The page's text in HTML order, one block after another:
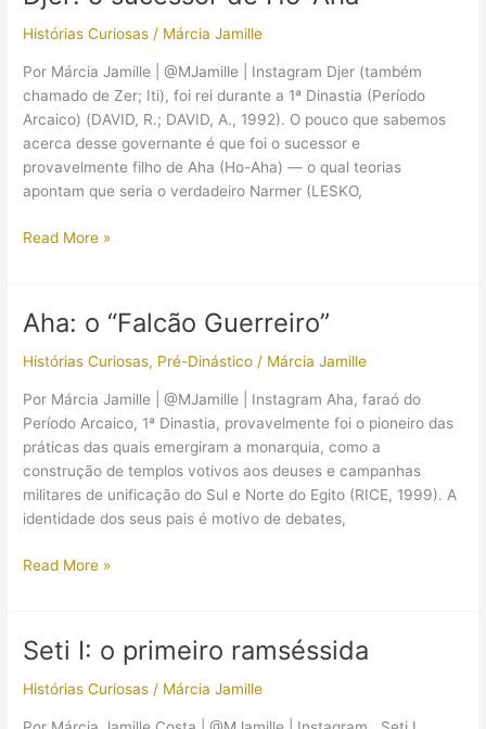
o
signo
serpente
Histórias Curiosas / Márcia Jamille
Por Márcia Jamille | @MJamille | Instagram Djer (também
chamado de Zer; Iti), foi rei durante a 1ª Dinastia (Período
Arcaico) (DAVID, R.; DAVID, A., 1992). O pouco que sabemos
acerca desse governante é que foi o sucessor e
provavelmente filho de Aha (Ho-Aha) — o qual teorias
apontam que seria o verdadeiro Narmer (LESKO,
Djer:
Ho-
Aha
Read More »
Aha: o “Falcão Guerreiro”
Histórias Curiosas, Pré-Dinástico / Márcia Jamille
Por Márcia Jamille | @MJamille | Instagram Aha, faraó do
Período Arcaico, 1ª Dinastia, provavelmente foi o pioneiro das
práticas das quais emergiram a monarquia, como a
construção de templos votivos aos deuses e campanhas
militares de unificação do Sul e Norte do Egito (RICE, 1999). A
identidade dos seus pais é motivo de debates,
Aha:
Read More »
Seti I: o primeiro ramséssida
Histórias Curiosas / Márcia Jamille